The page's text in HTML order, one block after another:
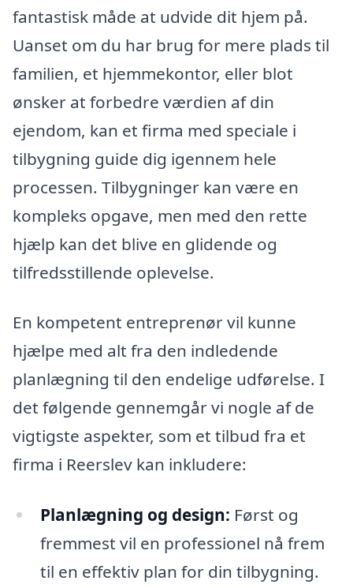
fantastisk måde at udvide dit hjem på.
Uanset om du har brug for mere plads til
familien, et hjemmekontor, eller blot
ønsker at forbedre værdien af din
ejendom, kan et firma med speciale i
tilbygning guide dig igennem hele
processen. Tilbygninger kan være en
kompleks opgave, men med den rette
hjælp kan det blive en glidende og
tilfredsstillende oplevelse.
En kompetent entreprenør vil kunne
hjælpe med alt fra den indledende
planlægning til den endelige udførelse. I
det følgende gennemgår vi nogle af de
vigtigste aspekter, som et tilbud fra et
firma i Reerslev kan inkludere:
Planlægning og design: Først og
fremmest vil en professionel nå frem
til en effektiv plan for din tilbygning.